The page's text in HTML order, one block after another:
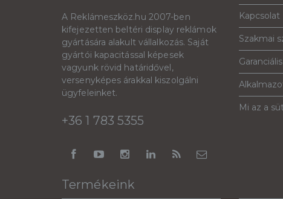
A Reklámeszköz.hu 2007-ben
kifejezetten beltéri display reklámok
gyártására alakult vállalkozás. Saját
gyártói kapacitással képesek
vagyunk rövid határidővel,
versenyképes árakkal kiszolgálni
ügyfeleinket.
+36 1 783 5355
Kapcsolat
Szakmai
Mi az a
Termékeink